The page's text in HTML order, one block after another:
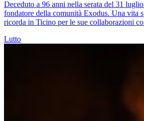
Deceduto a 96 anni nella serata del 31
fondatore della comunità Exodus. Una vita
ricorda in Ticino per le sue collaborazioni
Lutto